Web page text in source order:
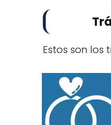
Estos son